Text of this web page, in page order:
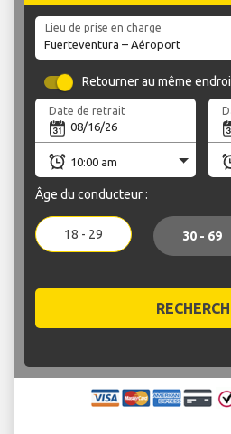
Lieu de prise en charge
Retourner au même
Date de retrait
Âge du conducteur :
18 - 29 30 - 69